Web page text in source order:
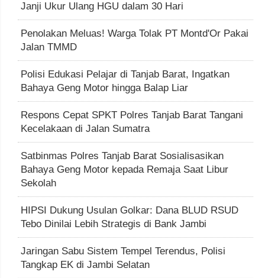
Janji Ukur Ulang HGU dalam 30 Hari
Penolakan Meluas! Warga Tolak PT Montd'Or Pakai
Jalan TMMD
Polisi Edukasi Pelajar di Tanjab Barat, Ingatkan
Bahaya Geng Motor hingga Balap Liar
Respons Cepat SPKT Polres Tanjab Barat Tangani
Kecelakaan di Jalan Sumatra
Satbinmas Polres Tanjab Barat Sosialisasikan
Bahaya Geng Motor kepada Remaja Saat Libur
Sekolah
HIPSI Dukung Usulan Golkar: Dana BLUD RSUD
Tebo Dinilai Lebih Strategis di Bank Jambi
Jaringan Sabu Sistem Tempel Terendus, Polisi
Tangkap EK di Jambi Selatan